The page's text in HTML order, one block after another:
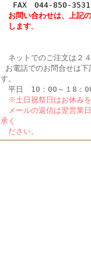
FAX 044-850-3531
お問い合わせは、上記
し ます。
ネットでのご注文は２
お電話でのお問合せは
す。
平日 10：00～１8：
※土日祝祭日はお休みを
メールの返信は翌営業
承く
ださい。